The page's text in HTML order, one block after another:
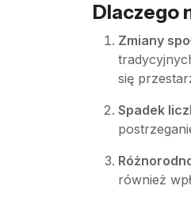
Dlaczego
Zmiany
się
Spadek
również